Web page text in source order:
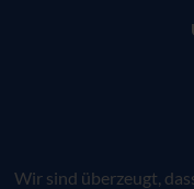
Wir sind überzeugt,